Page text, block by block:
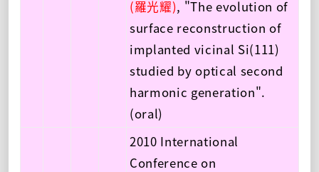
(羅光耀), "The evolution of
surface reconstruction of
implanted vicinal Si(111)
studied by optical second
harmonic generation".
(oral)
2010 International
Conference on